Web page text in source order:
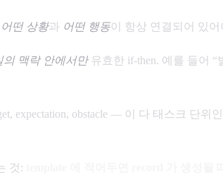
어떤 상황과 어떤 행동이 항상 연결되어 있
의 맥락 안에서만유효한 if-then. 예를 들어 “
expectation, obstacle — 이 다 태스크 단
것: